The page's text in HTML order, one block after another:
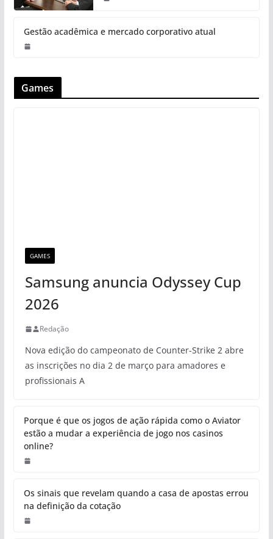
Gestão acadêmica e mercado corporativo atual
Games
GAMES
Samsung anuncia Odyssey Cup
2026
Redação
Nova edição do campeonato de Counter-Strike 2 abre
as inscrições no dia 2 de março para amadores e
profissionais A
Porque é que os jogos de ação rápida como o Aviator
estão a mudar a experiência de jogo nos casinos
online?
Os sinais que revelam quando a casa de apostas errou
na definição da cotação